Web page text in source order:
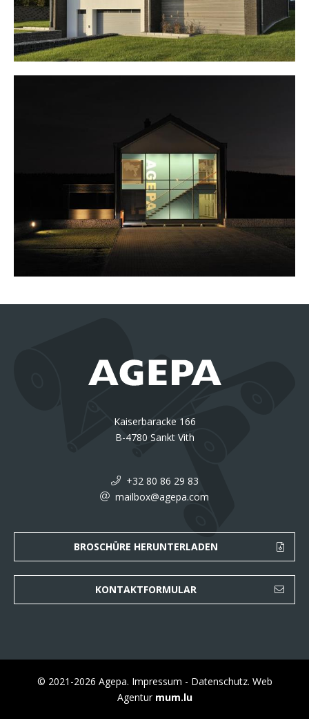
Kaiserbaracke 166
B-4780 Sankt Vith
+32 80 86 29 83
mailbox@agepa.com
BROSCHÜRE HERUNTERLADEN
KONTAKTFORMULAR
© 2021-2026 Agepa. Impressum - Datenschutz. Web
Agentur mum.lu